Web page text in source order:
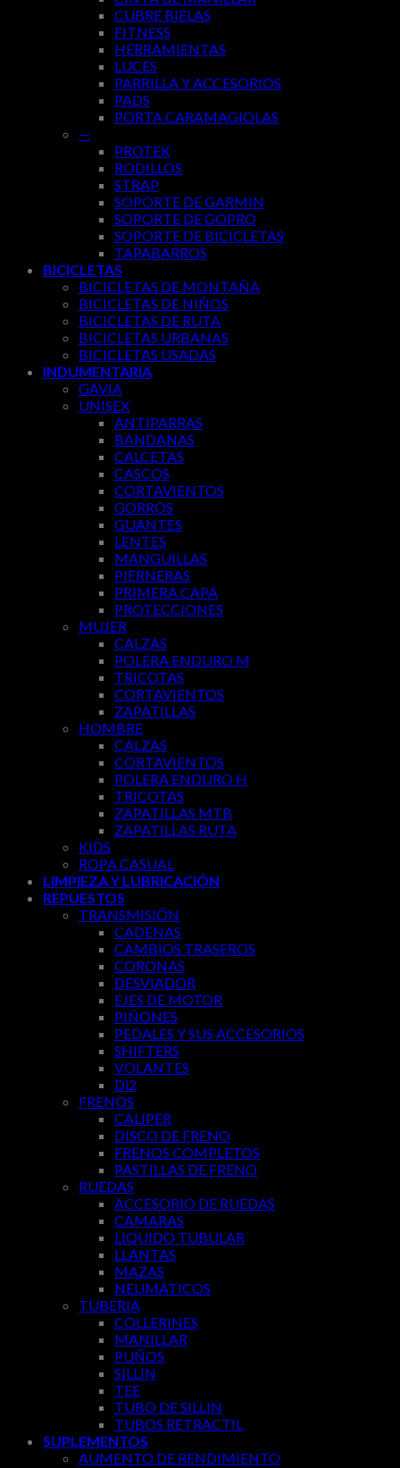
CUBRE BIELAS
FITNESS
HERRAMIENTAS
LUCES
PARRILLA Y ACCESORIOS
PADS
PORTA CARAMAGIOLAS
—
PROTEK
RODILLOS
STRAP
SOPORTE DE GARMIN
SOPORTE DE GOPRO
SOPORTE DE BICICLETAS
TAPABARROS
BICICLETAS
BICICLETAS DE MONTAÑA
BICICLETAS DE NIÑOS
BICICLETAS DE RUTA
BICICLETAS URBANAS
BICICLETAS USADAS
INDUMENTARIA
GAVIA
UNISEX
ANTIPARRAS
BANDANAS
CALCETAS
CASCOS
CORTAVIENTOS
GORROS
GUANTES
LENTES
MANGUILLAS
PIERNERAS
PRIMERA CAPA
PROTECCIONES
MUJER
CALZAS
POLERA ENDURO M
TRICOTAS
CORTAVIENTOS
ZAPATILLAS
HOMBRE
CALZAS
CORTAVIENTOS
POLERA ENDURO H
TRICOTAS
ZAPATILLAS MTB
ZAPATILLAS RUTA
KIDS
ROPA CASUAL
LIMPIEZA Y LUBRICACIÓN
REPUESTOS
TRANSMISIÓN
CADENAS
CAMBIOS TRASEROS
CORONAS
DESVIADOR
EJES DE MOTOR
PIÑONES
PEDALES Y SUS ACCESORIOS
SHIFTERS
VOLANTES
Di2
FRENOS
CALIPER
DISCO DE FRENO
FRENOS COMPLETOS
PASTILLAS DE FRENO
RUEDAS
ACCESORIO DE RUEDAS
CAMARAS
LIQUIDO TUBULAR
LLANTAS
MAZAS
NEUMÁTICOS
TUBERIA
COLLERINES
MANILLAR
PUÑOS
SILLIN
TEE
TUBO DE SILLIN
TUBOS RETRACTIL
SUPLEMENTOS
AUMENTO DE RENDIMIENTO